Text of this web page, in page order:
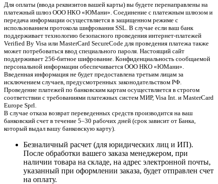
Для оплаты (ввода реквизитов вашей карты) вы будете перенаправлены на
платежный шлюз ООО НКО «ЮМани». Соединение с платежным шлюзом и
передача информации осуществляется в защищенном режиме с
использованием протокола шифрования SSL. В случае если ваш банк
поддерживает технологию безопасного проведения интернет-платежей
Verified By Visa или MasterCard SecureCode для проведения платежа также
может потребоваться ввод специального пароля. Настоящий сайт
поддерживает 256-битное шифрование. Конфиденциальность сообщаемой
персональной информации обеспечивается ООО НКО «ЮМани».
Введенная информация не будет предоставлена третьим лицам за
исключением случаев, предусмотренных законодательством РФ.
Проведение платежей по банковским картам осуществляется в строгом
соответствии с требованиями платежных систем МИР, Visa Int. и MasterCard
Europe Sprl.
В случае отказа возврат переведенных средств производится на ваш
банковский счет в течение 5–30 рабочих дней (срок зависит от Банка,
который выдал вашу банковскую карту).
Безналичный расчет (для юридических лиц и ИП).
После обработки вашего заказа менеджером, при
наличии товара на складе, на адрес электронной почты,
указанный при оформлении заказа, будет отправлен счет
на оплату.